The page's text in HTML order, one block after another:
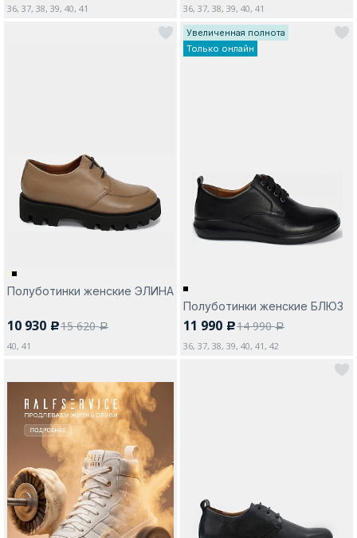
36, 37, 38, 39, 40, 41 36, 37, 38, 39, 40, 41
Полуботинки женские ЭЛИНА
10 930 c15 620a
40, 41
Увеличенная полнота
Только онлайн
Полуботинки женские БЛЮЗ
11 990 c14 990a
36, 37, 38, 39, 40, 41, 42